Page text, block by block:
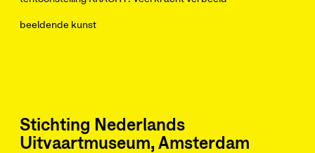
beeldende kunst
Stichting Nederlands
Uitvaartmuseum, Amsterdam